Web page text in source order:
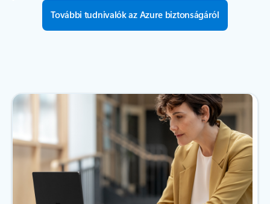
További tudnivalók az Azure biztonságáról